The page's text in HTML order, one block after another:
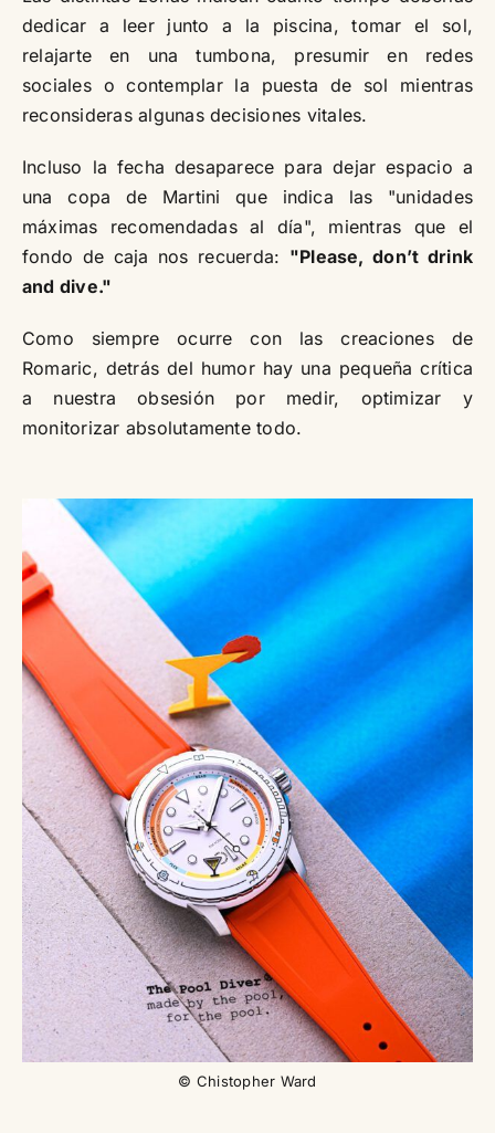
dedicar a leer junto a la piscina, tomar el sol,
relajarte en una tumbona, presumir en redes
sociales o contemplar la puesta de sol mientras
reconsideras algunas decisiones vitales.
Incluso la fecha desaparece para dejar espacio a
una copa de Martini que indica las "unidades
máximas recomendadas al día", mientras que el
fondo de caja nos recuerda: "Please, don’t drink
and dive."
Como siempre ocurre con las creaciones de
Romaric, detrás del humor hay una pequeña crítica
a nuestra obsesión por medir, optimizar y
monitorizar absolutamente todo.
© Chistopher Ward